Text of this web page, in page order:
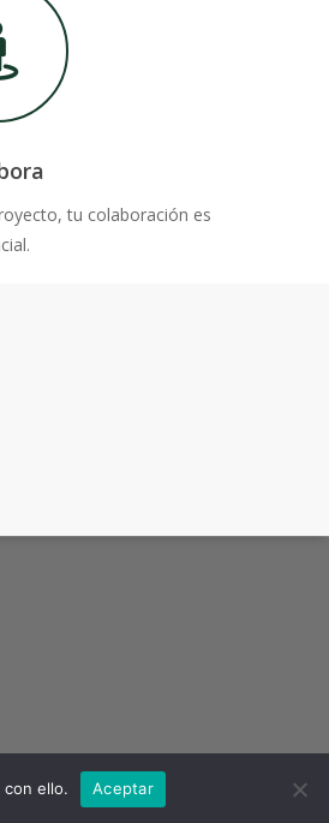
tu colaboración es
con ello. Aceptar